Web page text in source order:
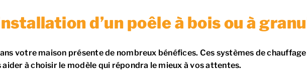
d’un poêle à bois ou à
votre maison présente de nombreux bénéfices. Ces systèmes de
à choisir le modèle qui répondra le mieux à vos attentes.